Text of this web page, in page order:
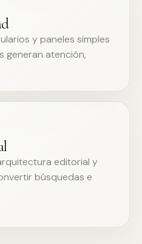
y paneles simples
generan atención,
editorial y
búsquedas e